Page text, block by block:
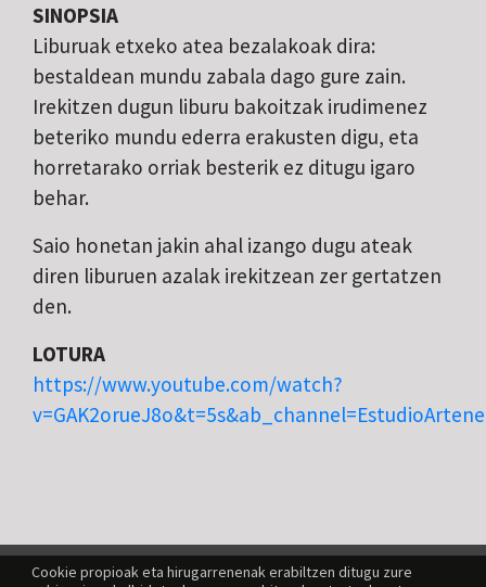
Cookie propioak eta hirugarrenenak erabiltzen ditugu zure
SINOPSIA
Liburuak etxeko atea bezalakoak dira:
bestaldean mundu zabala dago gure zain.
Irekitzen dugun liburu bakoitzak irudimenez
beteriko mundu ederra erakusten digu, eta
horretarako orriak besterik ez ditugu igaro
behar.
Saio honetan jakin ahal izango dugu ateak
diren liburuen azalak irekitzean zer gertatzen
den.
LOTURA
https://www.youtube.com/watch?